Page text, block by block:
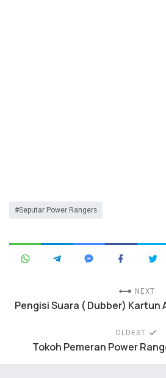
Seputar Power Rangers
NEXT
Pengisi Suara ( Dubber) Kartun
OLDEST
Tokoh Pemeran Power